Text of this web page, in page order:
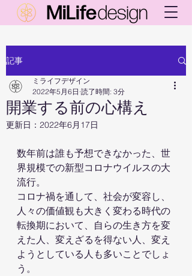
記事
開業する前の心構え
ミライフデザイン
2022年5月6日 読了時間: 3分
更新日： 2022年6月17日
数年前は誰も予想できなかった、世
界規模での新型コロナウイルスの大
流行。
コロナ禍を通して、社会が変容し、
人々の価値観も大きく変わる時代の
転換期において、自らの生き方を変
えた人、変えざるを得ない人、変え
ようとしている人も多いことでしょ
う。